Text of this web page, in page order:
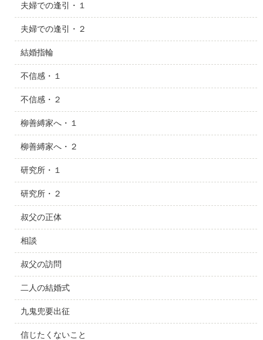
夫婦での逢引・１
夫婦での逢引・２
結婚指輪
不信感・１
不信感・２
柳善縛家へ・１
柳善縛家へ・２
研究所・１
研究所・２
叔父の正体
相談
叔父の訪問
二人の結婚式
九鬼兜要出征
信じたくないこと